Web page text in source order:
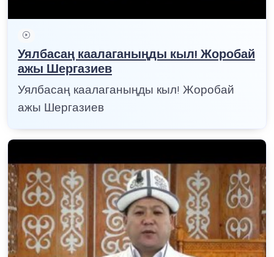
Уялбасаң каалаганыңды кыл! Жоробай
ажы Шергазиев
Уялбасаң каалаганыңды кыл! Жоробай
ажы Шергазиев